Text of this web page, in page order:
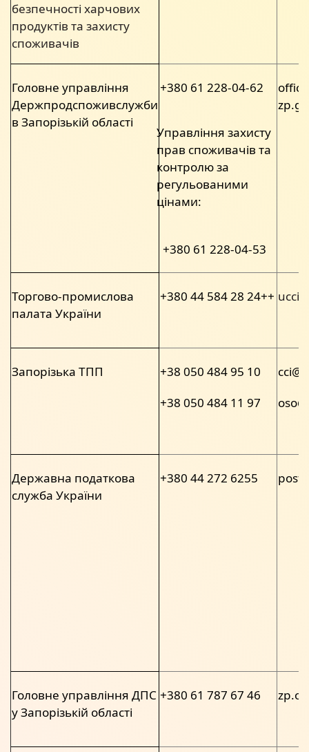
безпечності харчових
продуктів та захисту
споживачів
Головне управління
Держпродспоживслужби
в Запорізькій області
+380 61 228-04-62
Управління захисту
прав споживачів та
контролю за
регульованими
цінами:
+380 61 228-04-53
Торгово-промислова
палата України
+380 44 584 28 24++
Запорізька ТПП
+38 050 484 95 10
+38 050 484 11 97
Державна податкова
служба України
+380 44 272 6255
Головне управління ДПС
у Запорізькій області
+380 61 787 67 46